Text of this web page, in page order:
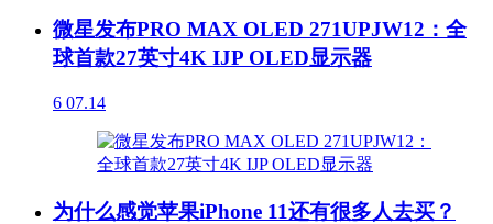
微星发布PRO MAX OLED 271UPJW12：全
球首款27英寸4K IJP OLED显示器
6 07.14
为什么感觉苹果iPhone 11还有很多人去买？